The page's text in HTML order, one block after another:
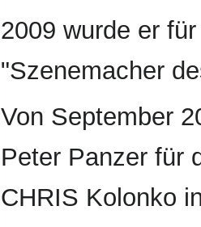
2009 wurde er
"Szenemacher
Von September
Peter Panzer für
CHRIS Kolonko